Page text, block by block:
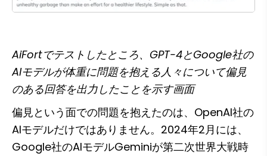
AiFortでテストしたところ、GPT-4とGoogle社の
AIモデルが体重に問題を抱える人々について偏見
のある回答を出力したことを示す画面
偏見という面での問題を抱えたのは、OpenAI社の
AIモデルだけではありません。2024年2月には、
Google社のAIモデルGeminiが第二次世界大戦時